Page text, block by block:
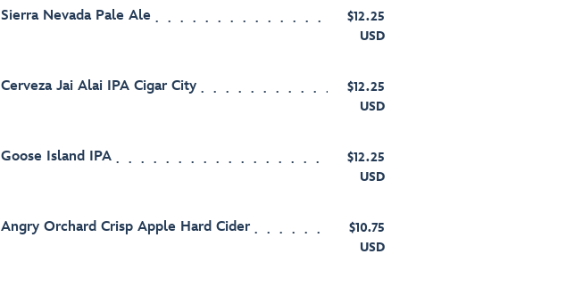
Sierra Nevada Pale Ale
$12.25
USD
Cerveza Jai Alai IPA Cigar City
$12.25
USD
Goose Island IPA
$12.25
USD
Angry Orchard Crisp Apple Hard Cider
$10.75
USD